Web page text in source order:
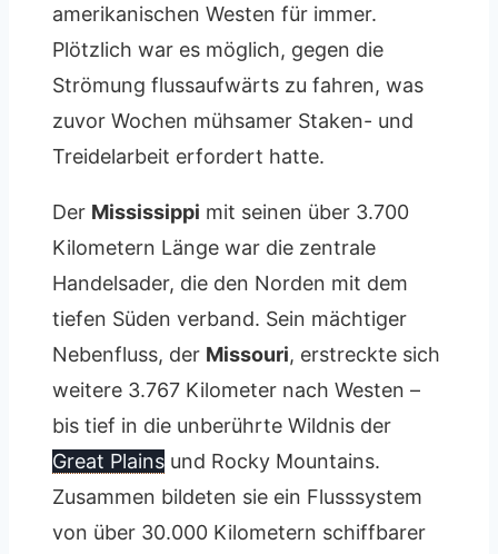
amerikanischen Westen für immer.
Plötzlich war es möglich, gegen die
Strömung flussaufwärts zu fahren, was
zuvor Wochen mühsamer Staken- und
Treidelarbeit erfordert hatte.
Der Mississippi mit seinen über 3.700
Kilometern Länge war die zentrale
Handelsader, die den Norden mit dem
tiefen Süden verband. Sein mächtiger
Nebenfluss, der Missouri, erstreckte sich
weitere 3.767 Kilometer nach Westen –
bis tief in die unberührte Wildnis der
Great Plains und Rocky Mountains.
Zusammen bildeten sie ein Flusssystem
von über 30.000 Kilometern schiffbarer